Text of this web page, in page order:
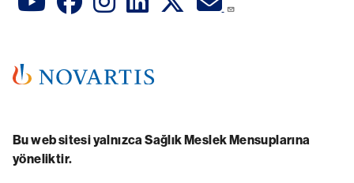
Bu web sitesi yalnızca Sağlık Meslek Mensuplarına
yöneliktir.